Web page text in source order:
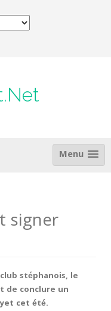
Menu
signer
stéphanois, le
de conclure un
cet été.